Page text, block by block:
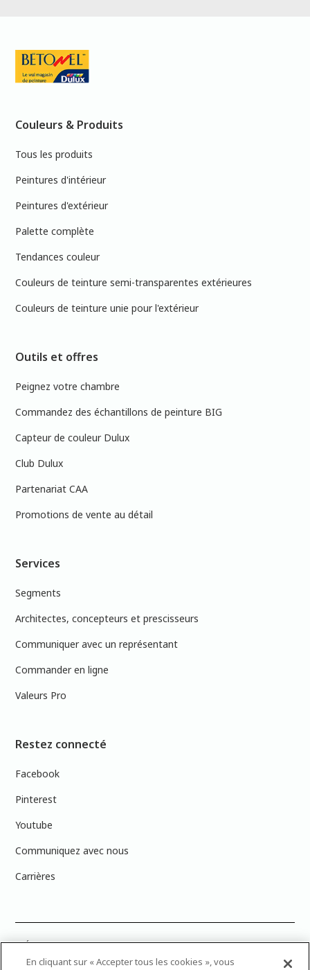
Couleurs & Produits
Tous les produits
Peintures d'intérieur
Peintures d'extérieur
Palette complète
Tendances couleur
Couleurs de teinture semi-transparentes extérieures
Couleurs de teinture unie pour l'extérieur
Outils et offres
Peignez votre chambre
Commandez des échantillons de peinture BIG
Capteur de couleur Dulux
Club Dulux
Partenariat CAA
Promotions de vente au détail
Services
Segments
Architectes, concepteurs et prescisseurs
Communiquer avec un représentant
Commander en ligne
Valeurs Pro
Restez connecté
Facebook
Pinterest
Youtube
Communiquez avec nous
Carrières
PRÉCISION DES COULEURS : Veuillez noter que les couleurs affichées à
l’écran peuvent ne pas correspondre exactement aux couleurs de
En cliquant sur « Accepter tous les cookies », vous